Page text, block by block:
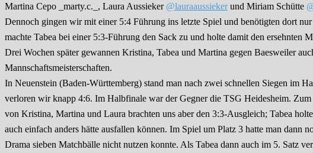
Martina Cepo _marty.c._, Laura Aussieker @lauraaussiekerund Miriam Schütte
Dennoch gingen wir mit einer 5:4 Führung ins letzte Spiel und benötigten dort
machte Tabea bei einer 5:3-Führung den Sack zu und holte damit den ersehnten
Drei Wochen später gewannen Kristina, Tabea und Martina gegen Baesweiler
Mannschaftsmeisterschaften.
In Neuenstein (Baden-Württemberg) stand man nach zwei schnellen Siegen im
verloren wir knapp 4:6. Im Halbfinale war der Gegner die TSG Heidesheim.
von Kristina, Martina und Laura brachten uns aber den 3:3-Ausgleich; Tabea
auch einfach anders hätte ausfallen können. Im Spiel um Platz 3 hatte man
Drama sieben Matchbälle nicht nutzen konnte. Als Tabea dann auch im 5. Satz